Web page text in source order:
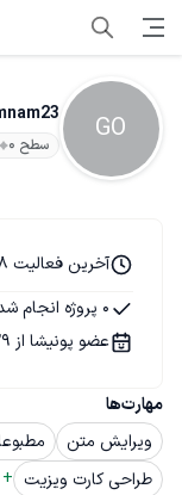
GO سطح ۰
مهارت‌ها
ویرایش متن
طراحی کارت ویزیت +
آخرین فعالیت 08 تیر 1396
0 پروژه انجام شده
عضو پونیشا از 29 آبان 1394